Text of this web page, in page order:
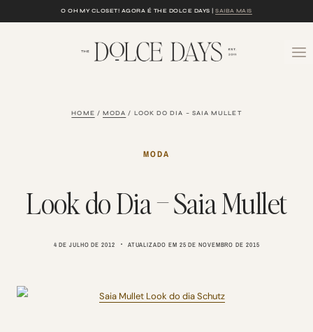
O OH MY CLOSET! AGORA É THE DOLCE DAYS |SAIBA MAIS
HOME / MODA / LOOK DO DIA – SAIA MULLET
MODA
Look do Dia – Saia Mullet
4 DE JULHO DE 2012 ATUALIZADO EM 25 DE NOVEMBRO DE 2015